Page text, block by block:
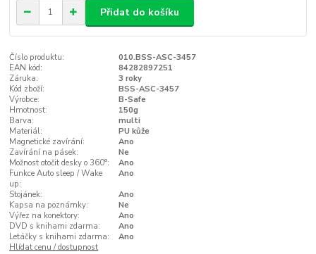
Přidat do košíku
Číslo produktu:
010.BSS-ASC-3457
EAN kód:
84282897251
Záruka:
3 roky
Kód zboží:
BSS-ASC-3457
Výrobce:
B-Safe
Hmotnost:
150g
Barva:
multi
Materiál:
PU kůže
Magnetické zavírání:
Ano
Zavírání na pásek:
Ne
Možnost otočit desky o 360°:
Ano
Funkce Auto sleep / Wake
up:
Ano
Stojánek:
Ano
Kapsa na poznámky:
Ne
Výřez na konektory:
Ano
DVD s knihami zdarma:
Ano
Letáčky s knihami zdarma:
Ano
Hlídat cenu / dostupnost